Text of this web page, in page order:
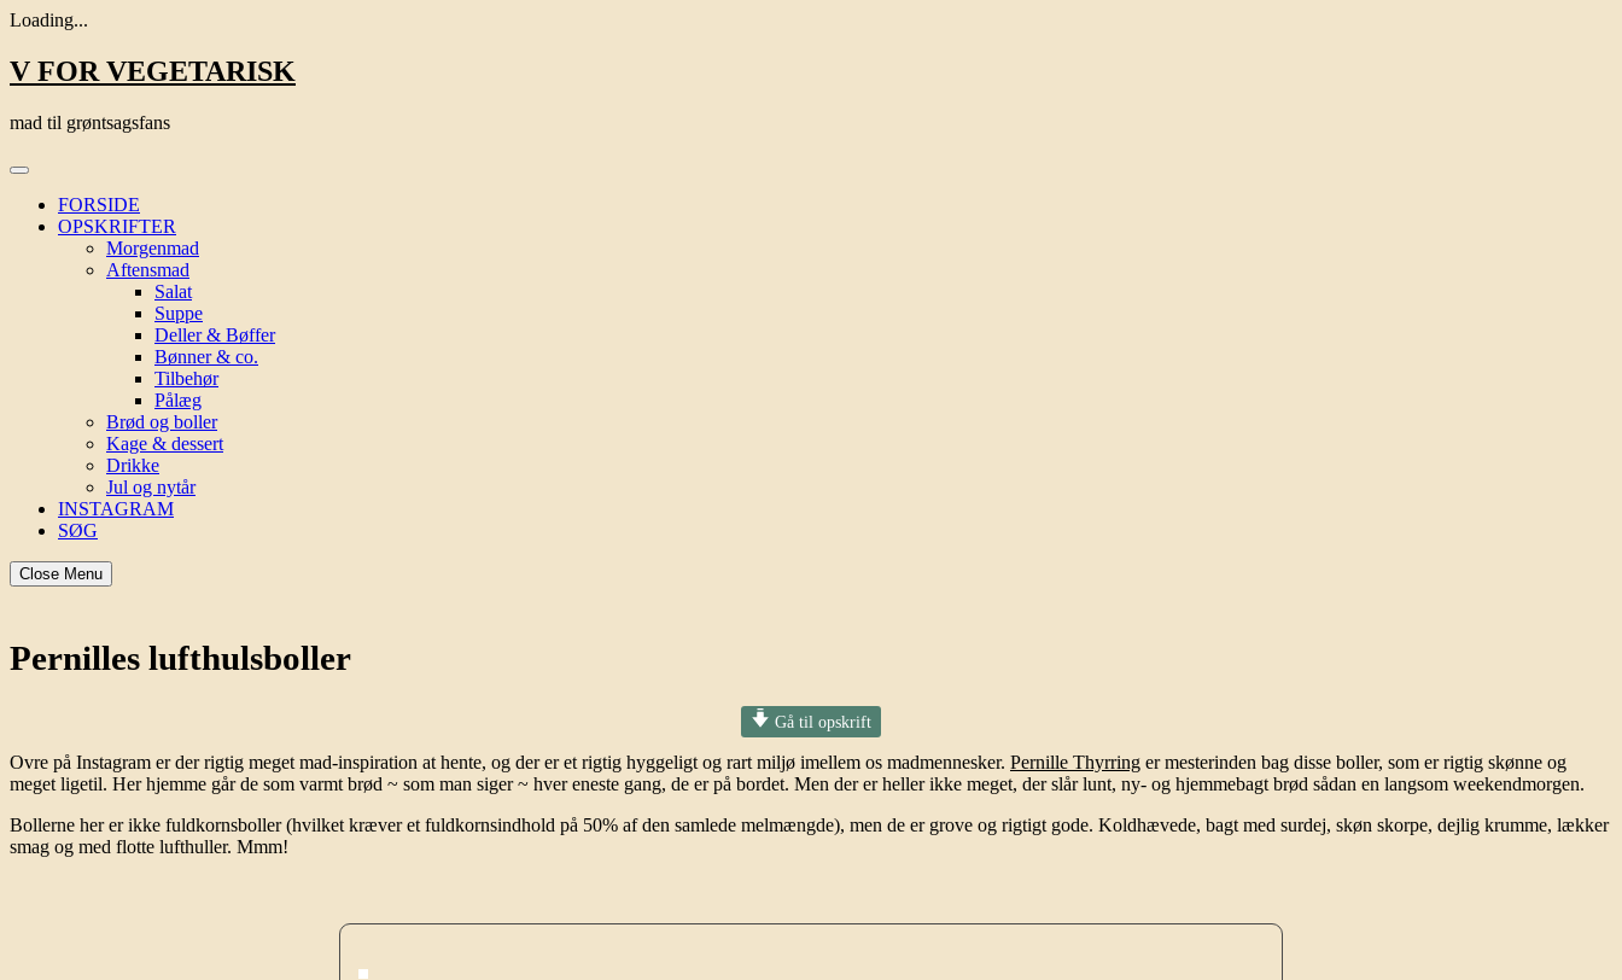
Loading...
Skip
to
V FOR VEGETARISK
mad til grøntsagsfans
FORSIDE
OPSKRIFTER
Morgenmad
Aftensmad
Salat
Suppe
Deller & Bøffer
Bønner & co.
Tilbehør
Pålæg
Brød og boller
Kage & dessert
Drikke
Jul og nytår
INSTAGRAM
SØG
Close Menu
Pernilles lufthulsboller
Gå til opskrift
Ovre på Instagram er der rigtig meget mad-inspiration at hente, og der er et rigtig hyggeligt og rart miljø imellem os madmennesker. Pernille Thyrring er mesterinden bag disse boller, som er rigtig skønne og
meget ligetil. Her hjemme går de som varmt brød ~ som man siger ~ hver eneste gang, de er på bordet. Men der er heller ikke meget, der slår lunt, ny- og hjemmebagt brød sådan en langsom weekendmorgen.
Bollerne her er ikke fuldkornsboller (hvilket kræver et fuldkornsindhold på 50% af den samlede melmængde), men de er grove og rigtigt gode. Koldhævede, bagt med surdej, skøn skorpe, dejlig krumme, lækker
smag og med flotte lufthuller. Mmm!